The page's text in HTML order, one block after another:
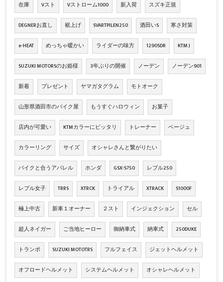
在庫 Vスト Vストローム1000 新入荷 スズキ正規
DEGNERお直し 裾上げ SVARTPILEN250 酒田いS 寒さ対策
e-HEAT めっちゃ暖かい ライダーの味方 1290SDR KTM J
SUZUKI MOTORSのお姫様 3年ぶりの開催 ノーデン ノーデン901
新着 プレゼント ヤマガタグラム モトオーク
山形県酒田市のバイク屋 もうすぐハロウィン お菓子
店内が可愛い KTMカラーにピッタリ トレーナー ベージュ
カラーリング サイズ オシャレさんと繋がりたい
バイクと合うアパレル ホンダ GSX-S750 レブル250
レブル女子 TRRS XTRCK トライアル XTRACK S1000F
極上中古 新車１オーナー ２スト インジェクション セル
超人ネイガー ご当地ヒーロー 御納車式 納車式 250DUKE
トランポ SUZUKI MOTOTRS フルフェイス ジェットヘルメット
オフロードヘルメット システムヘルメット オシャレヘルメット